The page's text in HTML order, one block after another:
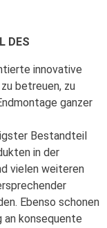
DES
innovative
betreuen, zu
ganzer
Bestandteil
in der
vielen weiteren
Ebenso schonen
an konsequente